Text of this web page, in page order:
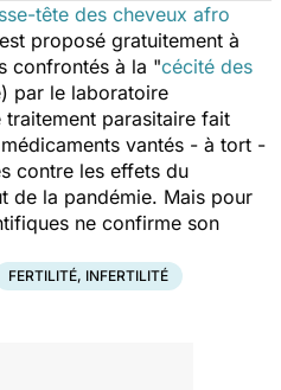
tête des cheveux afro
proposé gratuitement à
confrontés à la "cécité des
par le laboratoire
parasitaire fait
vantés - à tort -
contre les effets du
de la pandémie. Mais pour
ne confirme son
FERTILITÉ, INFERTILITÉ